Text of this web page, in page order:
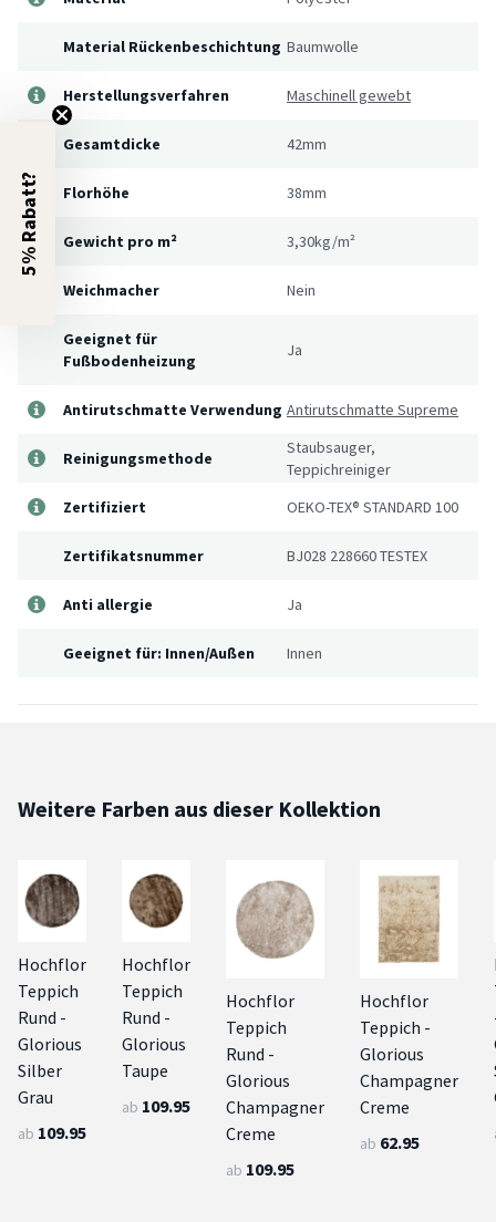
Material Rückenbeschichtung Baumwolle
Herstellungsverfahren Maschinell gewebt
Gesamtdicke 42mm
Florhöhe 38mm
Gewicht pro m² 3,30kg/m²
Weichmacher Nein
Geeignet für
Fußbodenheizung
Ja
Antirutschmatte Verwendung Antirutschmatte Supreme
Reinigungsmethode
Staubsauger,
Teppichreiniger
Zertifiziert
OEKO-TEX® STANDARD 100
Zertifikatsnummer BJ028 228660 TESTEX
Anti allergie Ja
Geeignet für: Innen/Außen Innen
Weitere Farben aus dieser Kollektion
Hochflor
Teppich
Rund -
Glorious
Silber
Grau
ab 109.95
Hochflor
Teppich
Rund -
Glorious
Taupe
ab 109.95
Hochflor
Teppich
Rund -
Glorious
Champagner
Creme
ab 109.95
Hochflor
Teppich -
Glorious
Champagner
Creme
ab 62.95
5% Rabatt?